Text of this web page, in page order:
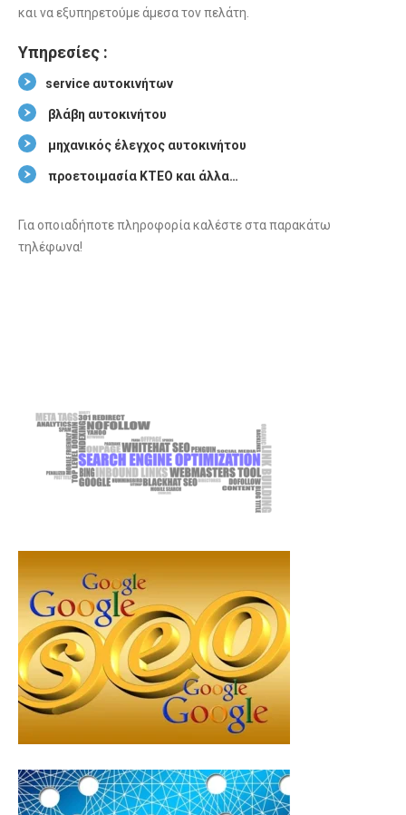
και να εξυπηρετούμε άμεσα τον πελάτη.
Υπηρεσίες :
service αυτοκινήτων
βλάβη αυτοκινήτου
μηχανικός έλεγχος αυτοκινήτου
προετοιμασία ΚΤΕΟ και άλλα…
Για οποιαδήποτε πληροφορία καλέστε στα παρακάτω
τηλέφωνα!